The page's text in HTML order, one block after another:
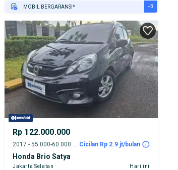
MOBIL BERGARANSI*
TEST DRIVE DARI RUMAH
GRATIS BIAYA JASA PERAWATAN*
+3
Rp 122.000.000
2017 - 55.000-60.000 km Cicilan Rp 2.9 jt/bulan
Honda Brio Satya
Jakarta Selatan
Hari ini